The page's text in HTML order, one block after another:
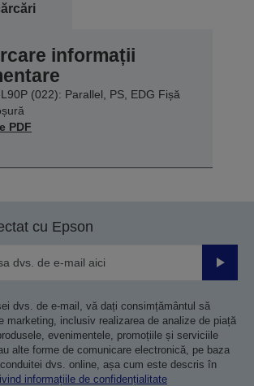
informații
(022): Parallel, PS, EDG Fișă
PDF
cu Epson
dvs. de e-mail, vă dați consimțământul să
marketing, inclusiv realizarea de analize de piață
evenimentele, promoțiile și serviciile
alte forme de comunicare electronică, pe baza
dvs. online, așa cum este descris în
informațiile de confidențialitate